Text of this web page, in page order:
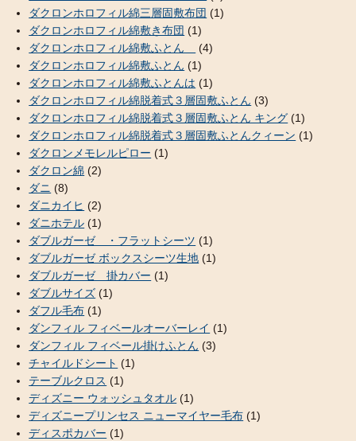
ダクロンホロフィル綿三層固敷布団 (1)
ダクロンホロフィル綿敷き布団 (1)
ダクロンホロフィル綿敷ふとん
(4)
ダクロンホロフィル綿敷ふとん (1)
ダクロンホロフィル綿敷ふとんは (1)
ダクロンホロフィル綿脱着式３層固敷ふとん (3)
ダクロンホロフィル綿脱着式３層固敷ふとん キング (1)
ダクロンホロフィル綿脱着式３層固敷ふとんクィーン (1)
ダクロンメモレルピロー (1)
ダクロン綿 (2)
ダニ (8)
ダニカイヒ (2)
ダニホテル (1)
ダブルガーゼ ・フラットシーツ (1)
ダブルガーゼ ボックスシーツ生地 (1)
ダブルガーゼ 掛カバー (1)
ダブルサイズ (1)
ダフル毛布 (1)
ダンフィル フィベールオーバーレイ (1)
ダンフィル フィベール掛けふとん (3)
チャイルドシート (1)
テーブルクロス (1)
ディズニー ウォッシュタオル (1)
ディズニープリンセス ニューマイヤー毛布 (1)
ディスポカバー (1)